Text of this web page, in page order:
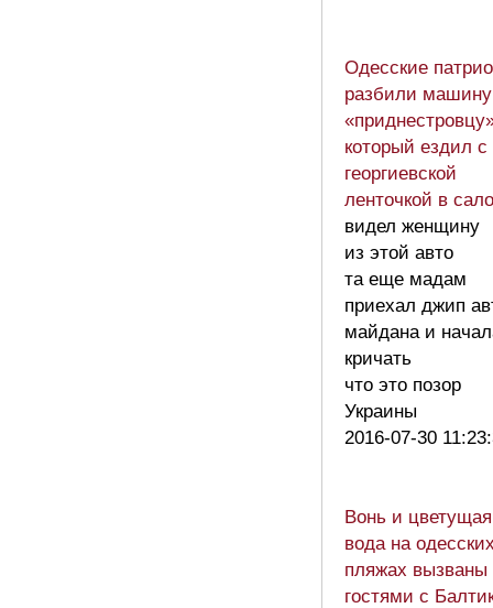
Одесские
разбили машину
который ездил с
георгиевской
ленточкой в
видел женщину
из этой авто
та еще мадам
приехал джип
майдана и
кричать
что это позор
Украины
2016-07-30
Вонь и цветущая
вода на
пляжах вызваны
гостями с